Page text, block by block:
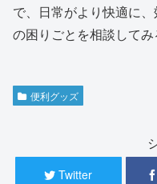
で、日常がより快適に
の困りごとを相談してみ
便利グッズ
Twitter